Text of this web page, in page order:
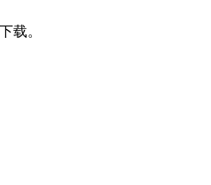
载。